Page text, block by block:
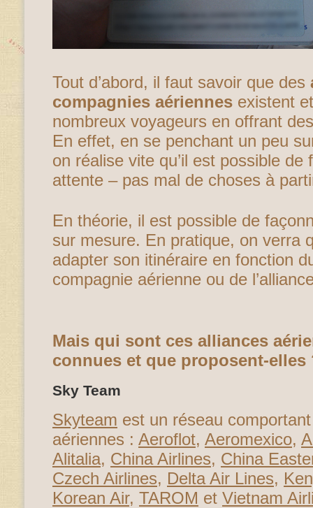
Tout d’abord, il faut savoir que des
compagnies aériennes existent
nombreux voyageurs en offrant
En effet, en se penchant un peu
on réalise vite qu’il est possible de
attente – pas mal de choses à
En théorie, il est possible de
sur mesure. En pratique, on verra
adapter son itinéraire en fonction
compagnie aérienne ou de
Mais qui sont ces alliances
connues et que proposent-elles
Sky Team
Skyteam est un réseau
aériennes : Aeroflot, Aeromexico,
Alitalia, China Airlines, China
Czech Airlines, Delta Air Lines,
Korean Air, TAROM et Vietnam